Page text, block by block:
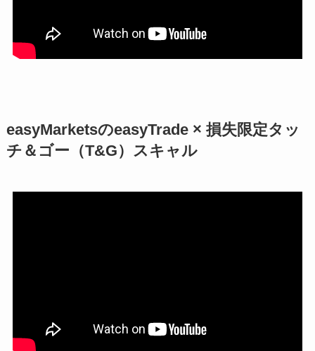
easyMarketsのeasyTrade × 損失限定タッ
チ＆ゴー（T&G）スキャル